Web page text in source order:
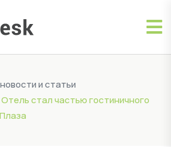
и статьи
стал частью гостиничного